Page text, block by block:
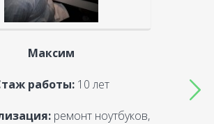
Максим
работы:10 лет
ремонт ноутбуков,